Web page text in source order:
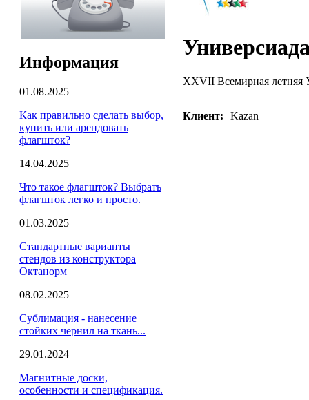
Информация
01.08.2025
Как правильно сделать выбор,
купить или арендовать
флагшток?
14.04.2025
Что такое флагшток? Выбрать
флагшток легко и просто.
01.03.2025
Стандартные варианты
стендов из конструктора
Октанорм
08.02.2025
Сублимация - нанесение
стойких чернил на ткань...
29.01.2024
Магнитные доски,
особенности и спецификация.
XXVII Всемирная летняя
Клиент: Kazan